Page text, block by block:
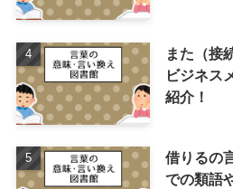
また（接
ビジネス
紹介！
借りるの
での類語